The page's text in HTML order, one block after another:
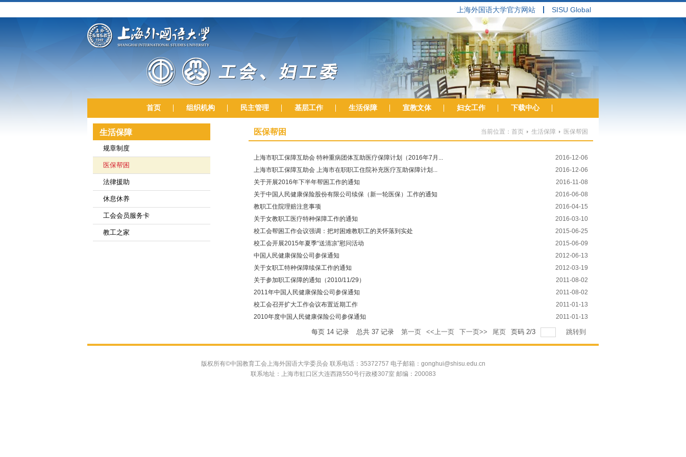
上海外国语大学官方网站 SISU Global
首页 组织机构 民主管理 基层工作 生活保障 宣教文体 妇女工作 下载中心
生活保障
规章制度
医保帮困
法律援助
休息休养
工会会员服务卡
教工之家
医保帮困 当前位置： 首页 生活保障 医保帮困
上海市职工保障互助会 特种重病团体互助医疗保障计划（2016年7月...
2016-12-06
上海市职工保障互助会 上海市在职职工住院补充医疗互助保障计划...
2016-12-06
关于开展2016年下半年帮困工作的通知
2016-11-08
关于中国人民健康保险股份有限公司续保（新一轮医保）工作的通知
2016-06-08
教职工住院理赔注意事项
2016-04-15
关于女教职工医疗特种保障工作的通知
2016-03-10
校工会帮困工作会议强调：把对困难教职工的关怀落到实处
2015-06-25
校工会开展2015年夏季“送清凉”慰问活动
2015-06-09
中国人民健康保险公司参保通知
2012-06-13
关于女职工特种保障续保工作的通知
2012-03-19
关于参加职工保障的通知（2010/11/29）
2011-08-02
2011年中国人民健康保险公司参保通知
2011-08-02
校工会召开扩大工作会议布置近期工作
2011-01-13
2010年度中国人民健康保险公司参保通知
2011-01-13
每页 14 记录 总共 37 记录 第一页 <<上一页 下一页>> 尾页 页码 2/3 跳转到
版权所有©中国教育工会上海外国语大学委员会 联系电话：35372757 电子邮箱：gonghui@shisu.edu.cn
联系地址：上海市虹口区大连西路550号行政楼307室 邮编：200083